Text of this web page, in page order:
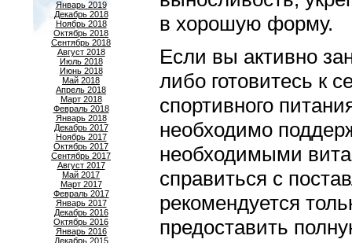
Январь 2019
Декабрь 2018
Ноябрь 2018
Октябрь 2018
Сентябрь 2018
Август 2018
Июль 2018
Июнь 2018
Май 2018
Апрель 2018
Март 2018
Февраль 2018
Январь 2018
Декабрь 2017
Ноябрь 2017
Октябрь 2017
Сентябрь 2017
Август 2017
Май 2017
Март 2017
Февраль 2017
Январь 2017
Декабрь 2016
Октябрь 2016
Январь 2016
Декабрь 2015
в хорошую форму.
Если вы активно
либо готовитесь к
спортивного
необходимо
необходимыми
справиться с
рекомендуется
предоставить